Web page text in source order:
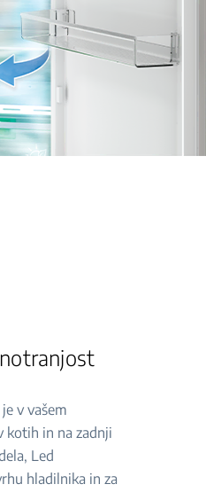
v vašem
kotih in na zadnji
Led
hladilnika in za